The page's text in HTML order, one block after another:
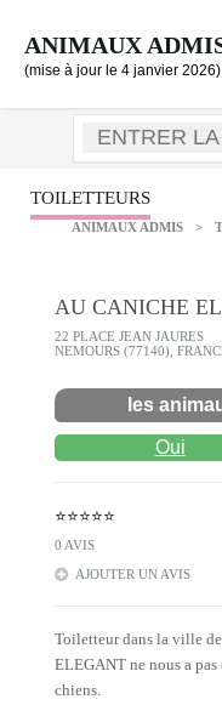
ANIMAUX
(mise à jour le 4 janvier 2026)
TOILETTEURS
ANIMAUX ADMIS >
AU CANICHE
22 PLACE JEAN JAURES
NEMOURS (77140),
les
Oui
⭐⭐⭐⭐⭐
0 AVIS
AJOUTER UN AVIS
Toiletteur dans la ville
ELEGANT ne nous a
chiens.